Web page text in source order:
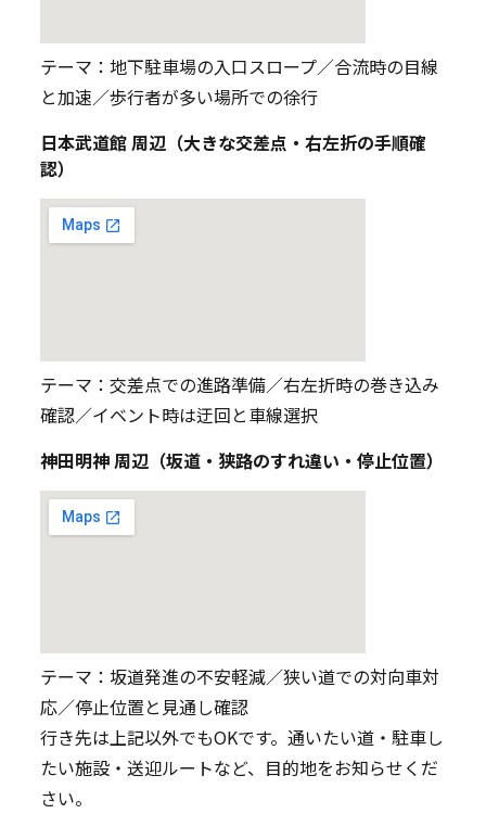
テーマ：地下駐車場の入口スロープ／合流時の目線
と加速／歩行者が多い場所での徐行
日本武道館 周辺（大きな交差点・右左折の手順確
認）
テーマ：交差点での進路準備／右左折時の巻き込み
確認／イベント時は迂回と車線選択
神田明神 周辺（坂道・狭路のすれ違い・停止位置）
テーマ：坂道発進の不安軽減／狭い道での対向車対
応／停止位置と見通し確認
行き先は上記以外でもOKです。通いたい道・駐車し
たい施設・送迎ルートなど、目的地をお知らせくだ
さい。